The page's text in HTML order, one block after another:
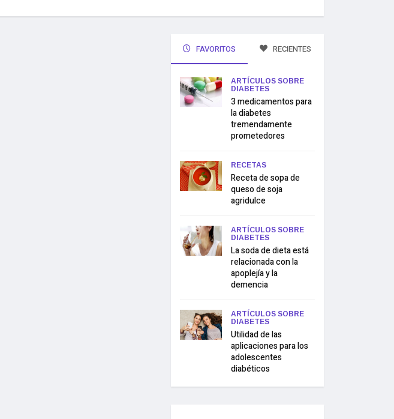
FAVORITOS RECIENTES
ARTÍCULOS SOBRE
DIABETES
3 medicamentos para
la diabetes
tremendamente
prometedores
RECETAS
Receta de sopa de
queso de soja
agridulce
ARTÍCULOS SOBRE
DIABETES
La soda de dieta está
relacionada con la
apoplejía y la
demencia
ARTÍCULOS SOBRE
DIABETES
Utilidad de las
aplicaciones para los
adolescentes
diabéticos